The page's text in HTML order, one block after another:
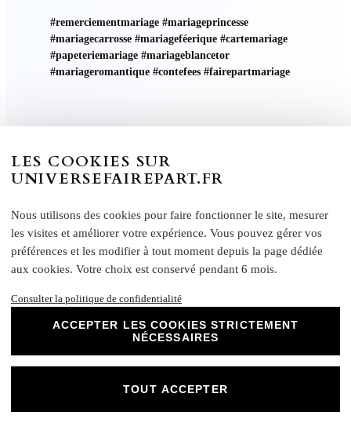
#remerciementmariage #mariageprincesse
#mariagecarrosse #mariageféerique #cartemariage
#papeteriemariage #mariageblancetor
#mariageromantique #contefees #fairepartmariage
Informations Supplémentaire
Caractéristiques :
FAIRE-PART LIVRET Grammage : 250 g/m²
FAIRE-PART RECTO VERSO – Grammage :
Formats disponibles :
Livret : 14,5 x 29,4 cm (Ouvert) / 14,5 x 13,8 cm
LES COOKIES SUR
UNIVERSEFAIREPART.FR
Nous utilisons des cookies pour faire fonctionner le site, mesurer
les visites et améliorer votre expérience. Vous pouvez gérer vos
préférences et les modifier à tout moment depuis la page dédiée
aux cookies. Votre choix est conservé pendant 6 mois.
Consulter la politique de confidentialité
ACCEPTER LES COOKIES STRICTEMENT
NÉCESSAIRES
TOUT ACCEPTER